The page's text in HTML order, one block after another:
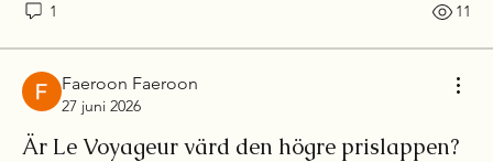
1 11
Faeroon Faeroon
27 juni 2026
Är Le Voyageur värd den högre prislappen?